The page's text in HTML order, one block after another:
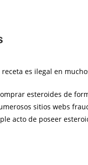
es ilegal en
esteroides de
sitios webs
acto de poseer